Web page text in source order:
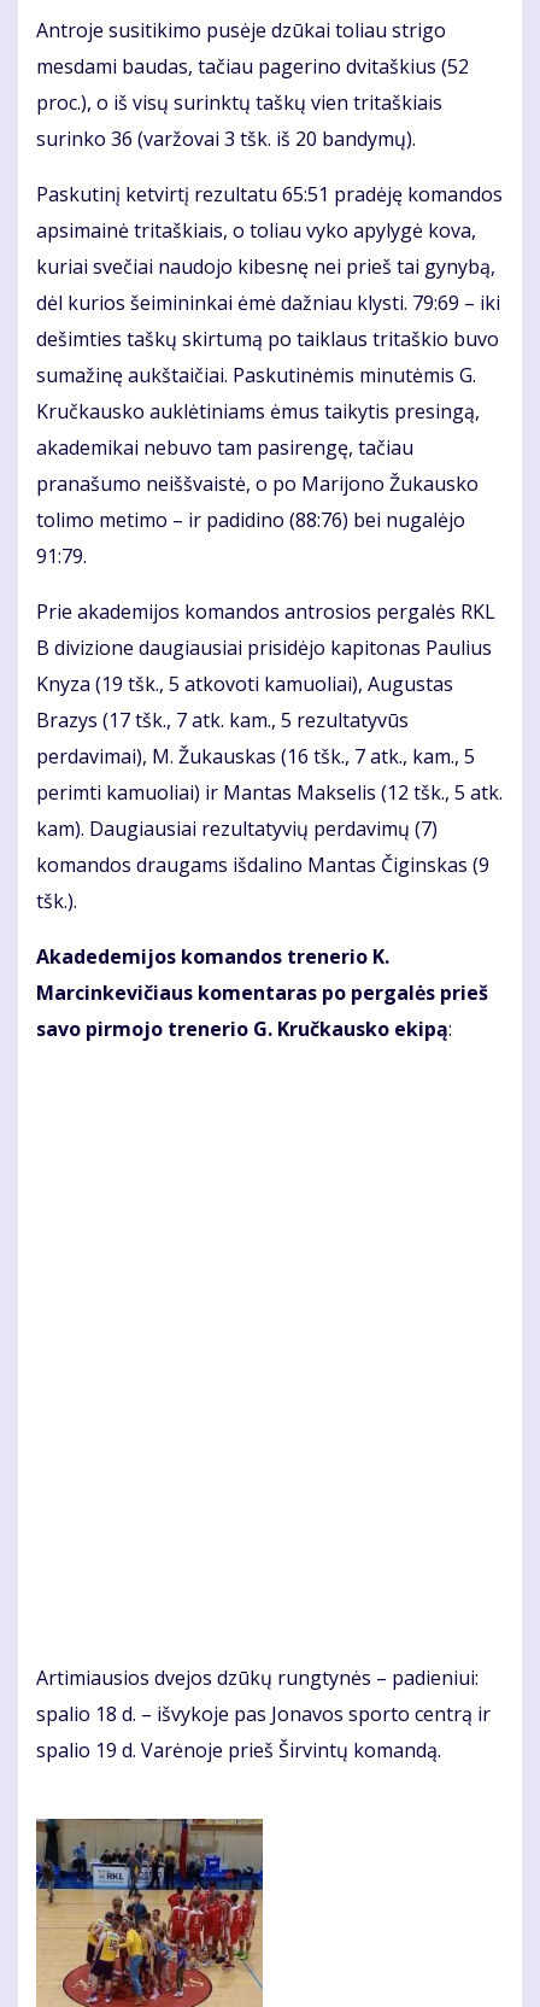
Antroje susitikimo pusėje dzūkai toliau strigo
mesdami baudas, tačiau pagerino dvitaškius (52
proc.), o iš visų surinktų taškų vien tritaškiais
surinko 36 (varžovai 3 tšk. iš 20 bandymų).
Paskutinį ketvirtį rezultatu 65:51 pradėję komandos
apsimainė tritaškiais, o toliau vyko apylygė kova,
kuriai svečiai naudojo kibesnę nei prieš tai gynybą,
dėl kurios šeimininkai ėmė dažniau klysti. 79:69 – iki
dešimties taškų skirtumą po taiklaus tritaškio buvo
sumažinę aukštaičiai. Paskutinėmis minutėmis G.
Kručkausko auklėtiniams ėmus taikytis presingą,
akademikai nebuvo tam pasirengę, tačiau
pranašumo neiššvaistė, o po Marijono Žukausko
tolimo metimo – ir padidino (88:76) bei nugalėjo
91:79.
Prie akademijos komandos antrosios pergalės RKL
B divizione daugiausiai prisidėjo kapitonas Paulius
Knyza (19 tšk., 5 atkovoti kamuoliai), Augustas
Brazys (17 tšk., 7 atk. kam., 5 rezultatyvūs
perdavimai), M. Žukauskas (16 tšk., 7 atk., kam., 5
perimti kamuoliai) ir Mantas Makselis (12 tšk., 5 atk.
kam). Daugiausiai rezultatyvių perdavimų (7)
komandos draugams išdalino Mantas Čiginskas (9
tšk.).
Akadedemijos komandos trenerio K.
Marcinkevičiaus komentaras po pergalės prieš
savo pirmojo trenerio G. Kručkausko ekipą:
Artimiausios dvejos dzūkų rungtynės – padieniui:
spalio 18 d. – išvykoje pas Jonavos sporto centrą ir
spalio 19 d. Varėnoje prieš Širvintų komandą.